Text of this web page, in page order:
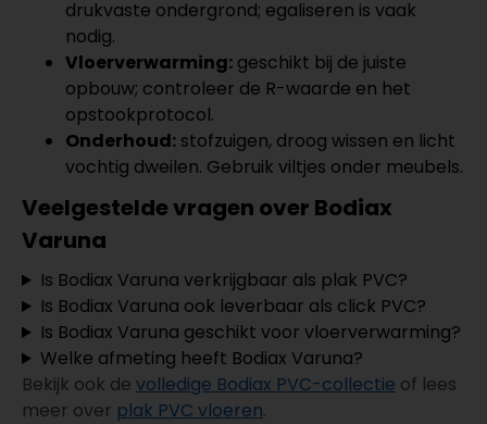
drukvaste ondergrond; egaliseren is vaak
nodig.
Vloerverwarming: geschikt bij de juiste
opbouw; controleer de R-waarde en het
opstookprotocol.
Onderhoud: stofzuigen, droog wissen en licht
vochtig dweilen. Gebruik viltjes onder meubels.
Veelgestelde vragen over Bodiax
Varuna
Is Bodiax Varuna verkrijgbaar als plak PVC?
Is Bodiax Varuna ook leverbaar als click PVC?
Is Bodiax Varuna geschikt voor vloerverwarming?
Welke afmeting heeft Bodiax Varuna?
Bekijk ook de volledige Bodiax PVC-collectie of lees
meer over plak PVC vloeren.